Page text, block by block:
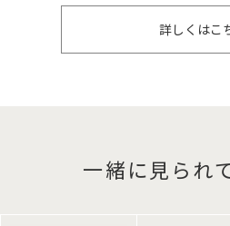
詳しくはこ
一緒に見られ